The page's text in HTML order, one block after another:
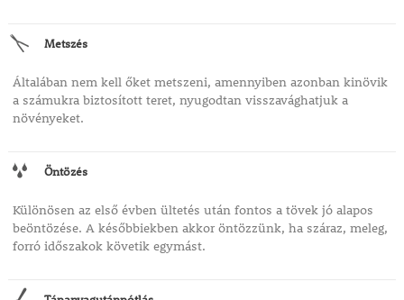
Metszés
Általában nem kell őket metszeni, amennyiben azonban kinövik
a számukra biztosított teret, nyugodtan visszavághatjuk a
növényeket.
Öntözés
Különösen az első évben ültetés után fontos a tövek jó alapos
beöntözése. A későbbiekben akkor öntözzünk, ha száraz, meleg,
forró időszakok követik egymást.